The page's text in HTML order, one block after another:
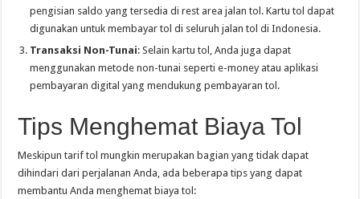
pengisian saldo yang tersedia di rest area jalan tol. Kartu tol dapat
digunakan untuk membayar tol di seluruh jalan tol di Indonesia.
Transaksi Non-Tunai: Selain kartu tol, Anda juga dapat
menggunakan metode non-tunai seperti e-money atau aplikasi
pembayaran digital yang mendukung pembayaran tol.
Tips Menghemat Biaya Tol
Meskipun tarif tol mungkin merupakan bagian yang tidak dapat
dihindari dari perjalanan Anda, ada beberapa tips yang dapat
membantu Anda menghemat biaya tol: